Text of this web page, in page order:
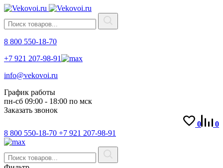
8 800 550-18-70
+7 921 207-98-91
info@vekovoi.ru
График работы
пн-сб 09:00 - 18:00 по мск
Заказать звонок
0
0
8 800 550-18-70 +7 921 207-98-91